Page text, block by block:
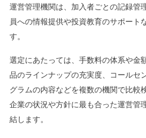
運営管理機関は、加入者ごとの記録管
員への情報提供や投資教育のサポート
す。
選定にあたっては、手数料の体系や金
品のラインナップの充実度、コールセ
グラムの内容などを複数の機関で比較
企業の状況や方針に最も合った運営管
結します。